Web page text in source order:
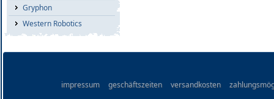
Gryphon
Western Robotics
impressum geschäftszeiten versandkosten